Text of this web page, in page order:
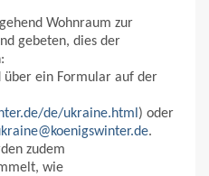
Wohnraum zur
gebeten, dies der
über ein Formular auf der
de/ukraine.html ) oder
.
zudem
wie